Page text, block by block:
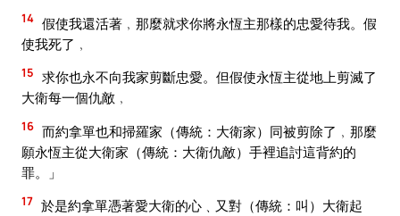
14 假使我還活著﹐那麼就求你將永恆主那樣的忠愛待我。假
使我死了﹐
15 求你也永不向我家剪斷忠愛。但假使永恆主從地上剪滅了
大衛每一個仇敵﹐
16 而約拿單也和掃羅家（傳統：大衛家）同被剪除了﹐那麼
願永恆主從大衛家（傳統：大衛仇敵）手裡追討這背約的
罪。」
17 於是約拿單憑著愛大衛的心﹑又對（傳統：叫）大衛起